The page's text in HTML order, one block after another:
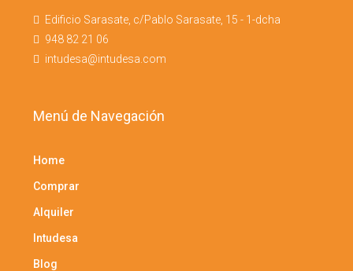
Edificio Sarasate, c/Pablo Sarasate, 15 - 1-dcha
948 82 21 06
intudesa@intudesa.com
Menú de Navegación
Home
Comprar
Alquiler
Intudesa
Blog